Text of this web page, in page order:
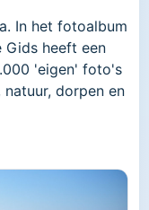
In het fotoalbum
Gids heeft een
'eigen' foto's
dorpen en